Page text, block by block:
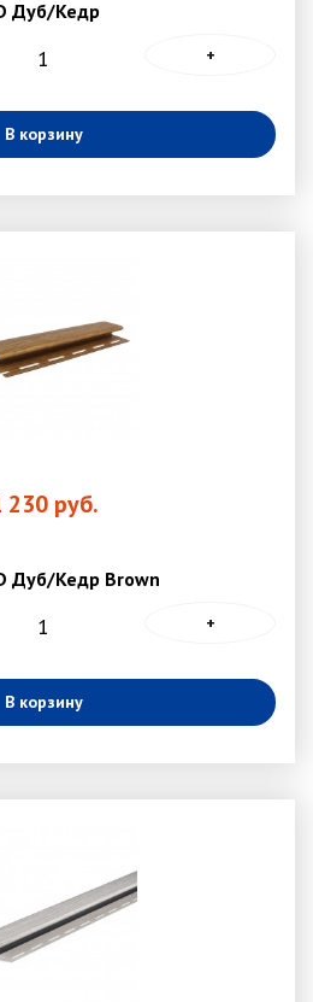
Дуб/Кедр
+
В корзину
230руб.
Дуб/Кедр Brown
+
В корзину